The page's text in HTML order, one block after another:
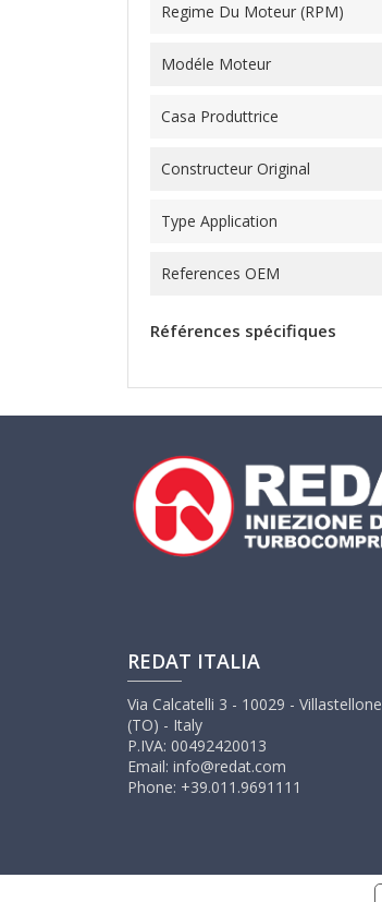
Regime Du Moteur (RPM)
Modéle Moteur
Casa Produttrice
Constructeur Original
Type Application
References OEM
Références spécifiques
REDAT ITALIA
Via Calcatelli 3 - 10029 - Villastellone
(TO) - Italy
P.IVA: 00492420013
Email: info@redat.com
Phone: +39.011.9691111